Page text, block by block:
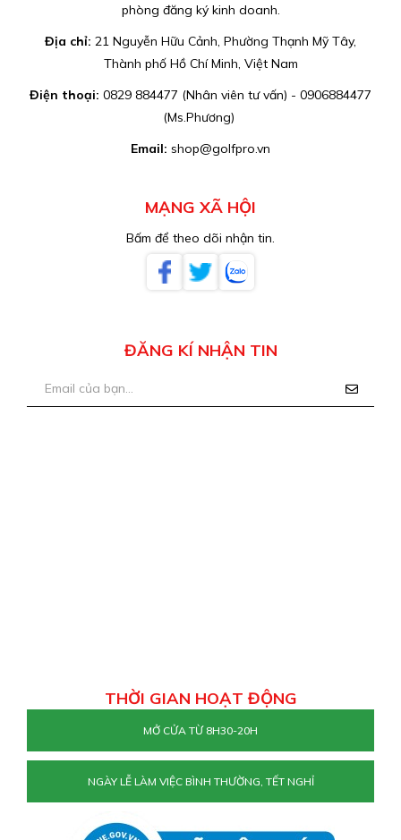
phòng đăng ký kinh doanh.
Địa chỉ: 21 Nguyễn Hữu Cảnh, Phường Thạnh Mỹ Tây,
Thành phố Hồ Chí Minh, Việt Nam
Điện thoại: 0829 884477 (Nhân viên tư vấn) - 0906884477
(Ms.Phương)
Email: shop@golfpro.vn
MẠNG XÃ HỘI
Bấm để theo dõi nhận tin.
ĐĂNG KÍ NHẬN TIN
THỜI GIAN HOẠT ĐỘNG
MỞ CỬA TỪ 8H30-20H
NGÀY LỄ LÀM VIỆC BÌNH THƯỜNG, TẾT NGHỈ